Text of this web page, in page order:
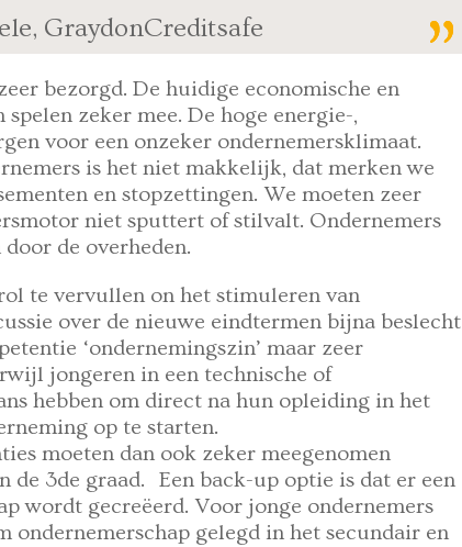
GraydonCreditsafe
bezorgd. De huidige economische en
zeker mee. De hoge energie-,
voor een onzeker ondernemersklimaat.
is het niet makkelijk, dat merken we
en stopzettingen. We moeten zeer
niet sputtert of stilvalt. Ondernemers
de overheden.
te vervullen on het stimuleren van
over de nieuwe eindtermen bijna beslecht
‘ondernemingszin’ maar zeer
jongeren in een technische of
hebben om direct na hun opleiding in het
op te starten.
moeten dan ook zeker meegenomen
de 3de graad. Een back-up optie is dat er een
wordt gecreëerd. Voor jonge ondernemers
ondernemerschap gelegd in het secundair en